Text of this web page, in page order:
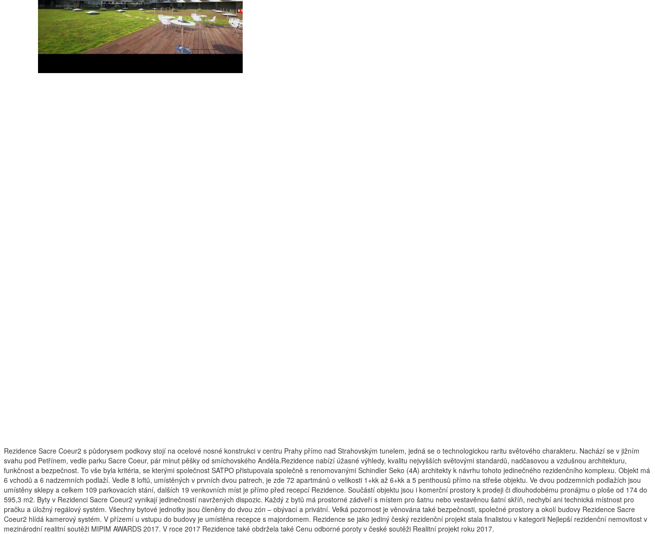
Rezidence Sacre Coeur2 s půdorysem podkovy stojí na ocelové nosné konstrukci v centru Prahy přímo nad Strahovským tunelem, jedná se o technologickou raritu světového charakteru. Nachází se v jižním
svahu pod Petřínem, vedle parku Sacre Coeur, pár minut pěšky od smíchovského Anděla.Rezidence nabízí úžasné výhledy, kvalitu nejvyšších světovými standardů, nadčasovou a vzdušnou architekturu,
funkčnost a bezpečnost. To vše byla kritéria, se kterými společnost SATPO přistupovala společně s renomovanými Schindler Seko (4A) architekty k návrhu tohoto jedinečného rezidenčního komplexu. Objekt má
6 vchodů a 6 nadzemních podlaží. Vedle 8 loftů, umístěných v prvních dvou patrech, je zde 72 apartmánů o velikosti 1+kk až 6+kk a 5 penthousů přímo na střeše objektu. Ve dvou podzemních podlažích jsou
umístěny sklepy a celkem 109 parkovacích stání, dalších 19 venkovních míst je přímo před recepcí Rezidence. Součástí objektu jsou i komerční prostory k prodeji či dlouhodobému pronájmu o ploše od 174 do
595,3 m2. Byty v Rezidenci Sacre Coeur2 vynikají jedinečností navržených dispozic. Každý z bytů má prostorné zádveří s místem pro šatnu nebo vestavěnou šatní skříň, nechybí ani technická místnost pro
pračku a úložný regálový systém. Všechny bytové jednotky jsou členěny do dvou zón – obývací a privátní. Velká pozornost je věnována také bezpečnosti, společné prostory a okolí budovy Rezidence Sacre
Coeur2 hlídá kamerový systém. V přízemí u vstupu do budovy je umístěna recepce s majordomem. Rezidence se jako jediný český rezidenční projekt stala finalistou v kategorii Nejlepší rezidenční nemovitost v
mezinárodní realitní soutěži MIPIM AWARDS 2017. V roce 2017 Rezidence také obdržela také Cenu odborné poroty v české soutěži Realitní projekt roku 2017.